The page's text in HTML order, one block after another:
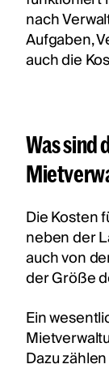
nach
Aufgaben,
auch die
Was sind
Die Kosten
neben der
auch von
der Größe
Ein
Dazu